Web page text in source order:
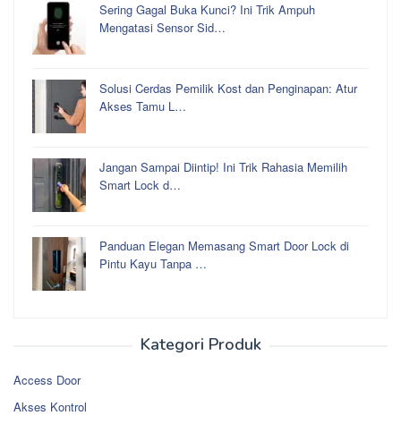
Sering Gagal Buka Kunci? Ini Trik Ampuh
Mengatasi Sensor Sid…
Solusi Cerdas Pemilik Kost dan Penginapan: Atur
Akses Tamu L…
Jangan Sampai Diintip! Ini Trik Rahasia Memilih
Smart Lock d…
Panduan Elegan Memasang Smart Door Lock di
Pintu Kayu Tanpa …
Kategori Produk
Access Door
Akses Kontrol